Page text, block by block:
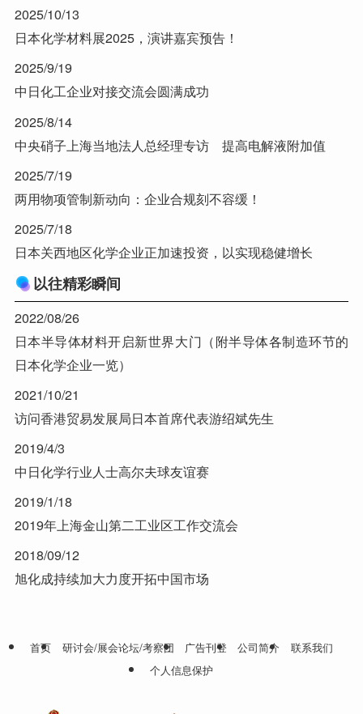
2025/10/13
日本化学材料展2025，演讲嘉宾预告！
2025/9/19
中日化工企业对接交流会圆满成功
2025/8/14
中央硝子上海当地法人总经理专访 提高电解液附加值
2025/7/19
两用物项管制新动向：企业合规刻不容缓！
2025/7/18
日本关西地区化学企业正加速投资，以实现稳健增长
以往精彩瞬间
2022/08/26
日本半导体材料开启新世界大门（附半导体各制造环节的
日本化学企业一览）
2021/10/21
访问香港贸易发展局日本首席代表游绍斌先生
2019/4/3
中日化学行业人士高尔夫球友谊赛
2019/1/18
2019年上海金山第二工业区工作交流会
2018/09/12
旭化成持续加大力度开拓中国市场
首页 研讨会/展会论坛/考察团 广告刊登 公司简介
联系我们
个人信息保护